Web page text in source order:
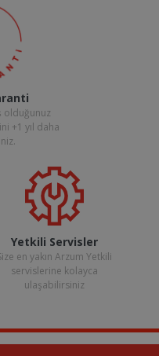
olduğunuz
+1 yıl daha
Yetkili Servisler
en yakın Arzum Yetkili
servislerine kolayca
ulaşabilirsiniz